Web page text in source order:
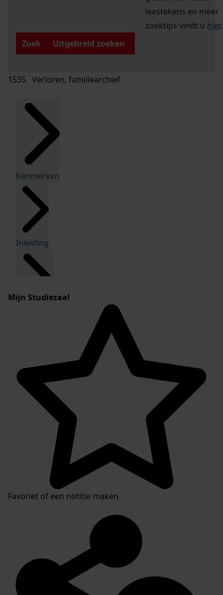
leestekens en meer
zoektips vindt u hier.
Zoek
Uitgebreid zoeken
1535 Verloren, familiearchief
Kenmerken
Inleiding
Mijn Studiezaal
Favoriet of een notitie maken